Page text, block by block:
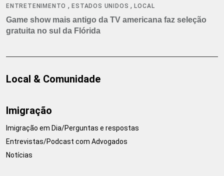
ENTRETENIMENTO ,ESTADOS UNIDOS ,LOCAL
Game show mais antigo da TV americana faz seleção
gratuita no sul da Flórida
Local & Comunidade
Imigração
Imigração em Dia/Perguntas e respostas
Entrevistas/Podcast com Advogados
Notícias